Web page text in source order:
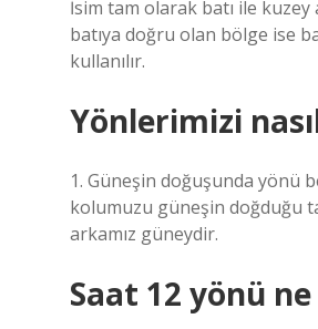
İsim tam olarak batı ile kuzey
batıya doğru olan bölge ise
kullanılır.
Yönlerimizi
1. Güneşin doğuşunda yönü
kolumuzu güneşin doğduğu
arkamız güneydir.
Saat 12 yönü